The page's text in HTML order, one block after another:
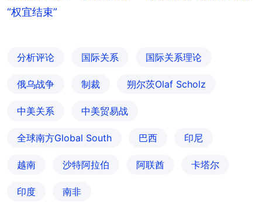
“权宜结束”
分析评论 国际关系 国际关系理论
俄乌战争 制裁 朔尔茨Olaf Scholz
中美关系 中美贸易战
全球南方Global South 巴西 印尼
越南 沙特阿拉伯 阿联酋 卡塔尔
印度 南非